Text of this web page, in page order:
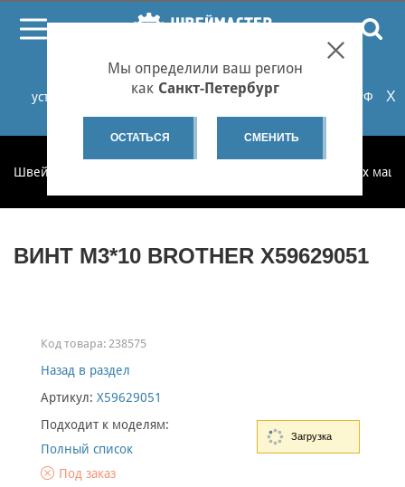
При проблемах с онлайн-оплатой заказов на сайте
установите российские сертификаты НУЦ Минцифры РФ
или используйте Яндекс.Браузер.Подробнее...
X
Мы определили ваш регион
как Санкт-Петербург
ОСТАТЬСЯ СМЕНИТЬ
Швеймастер Запчасти для бытовых швейных
ВИНТ М3*10 BROTHER X59629051
Код товара: 238575
Назад в раздел
Артикул: X59629051
Подходит к моделям:
Полный список
Под заказ
Загрузка